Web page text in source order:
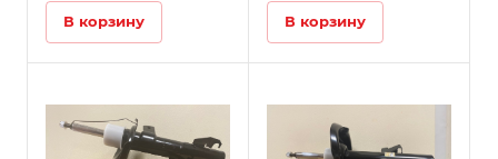
В корзину В корзину